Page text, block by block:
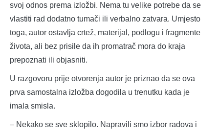
svoj odnos prema izložbi. Nema tu velike potrebe da se
vlastiti rad dodatno tumači ili verbalno zatvara. Umjesto
toga, autor ostavlja crtež, materijal, podlogu i fragmente
života, ali bez prisile da ih promatrač mora do kraja
prepoznati ili objasniti.
U razgovoru prije otvorenja autor je priznao da se ova
prva samostalna izložba dogodila u trenutku kada je
imala smisla.
– Nekako se sve sklopilo. Napravili smo izbor radova i